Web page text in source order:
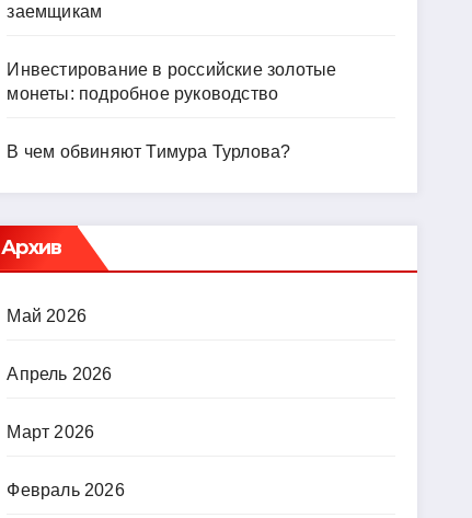
заемщикам
Инвестирование в российские золотые
монеты: подробное руководство
В чем обвиняют Тимура Турлова?
Архив
Май 2026
Апрель 2026
Март 2026
Февраль 2026